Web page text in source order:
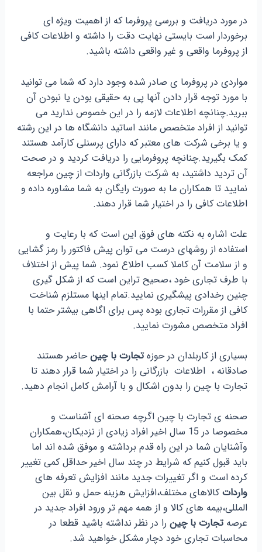
در مورد دریافت و بررسی پروفرما که از اهمیت ویژه ای
برخوردار است بایستی نهایت دقت را داشته و اطلاعات کافی
از پروفرما واقعی و غیر واقعی داشته باشید.
مواردی در پروفرما ی صادر شده وجود دارد که شما می توانید
با مورد توجه قرار دادن آنها پی به حقیقی بودن یا نبودن آن
ببرید.چنانچه اطلاعات لازمه را در این خصوص ندارید می
توانید از افراد متخصص مانند اساتید دانشگاه ها در این رشته
و یا برخی شرکت های معتبر که دارای پرسنلی کارآمد هستند
کمک بگیرید.چنانچه پروفرمایی را دریافت کردید و در صحت
آن تردید داشتید، به شرکت بازرگانی واردات از چین مراجعه
نمایید تا همکاران ما به صورت رایگان به شما مشاوره داده و
اطلاعات کافی را در اختیار شما قرار دهند.
علت اشاره به نکته های فوق این است که با رعایت و
استفاده از روشهای درست می توان پیش فاکتور را رمز گشایی
و از سلامت آن کاملا کسب اطلاع نمود. شما پیش از اختلاف
با طرف تجاری خود ،صحیح تراین است که از شکل گیری
چنین رخدادی پیشگیری نمایید.تمام اینها مستلزم شناخت
کافی از مقررات تجاری بوده پس برای اگاهی بیشتر حتما با
افراد متخصص مشورت نمایید.
بسیاری از کاربلدان در حوزهتجارت با چینحاضر هستند
صادقانه ، اطلاعات بازرگانی را در اختیار شما قرار دهند تا
تجارت با چین را بدون اشکال و با آرامش کامل انجام دهید.
صحنه ی تجارت با چین اگرچه صحنه ای آشناست و
مخصوصا در 15 سال اخیر افراد زیادی از نزدیکان،همکاران
وآشنایان شما در این راه قدم برداشته و موفق شده اند اما
باید قبول کنیم که شرایط در چند سال اخیر حداقل کمی تغییر
کرده است و اگر تغییرات جدید مانند افزایش تعرفه های
وارداتکالاهای مختلف،افزایش هزینه حمل و نقل بین
المللی،بیمه های کالا و از همه مهم تر ورود افراد جدید در
عرصهتجارت با چین را در نظر نداشته باشید قطعا در
محاسبات تجاری خود دچار مشکل خواهید شد.